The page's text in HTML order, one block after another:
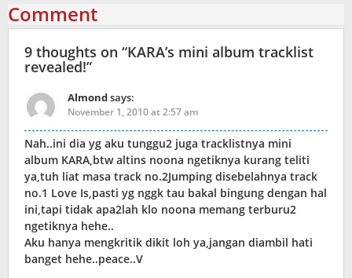
Comment
9 thoughts on “KARA’s mini album tracklist
revealed!”
Almondsays:
November 1, 2010 at 2:57 am
Nah..ini dia yg aku tunggu2 juga tracklistnya mini
album KARA,btw altins noona ngetiknya kurang teliti
ya,tuh liat masa track no.2Jumping disebelahnya track
no.1 Love Is,pasti yg nggk tau bakal bingung dengan hal
ini,tapi tidak apa2lah klo noona memang terburu2
ngetiknya hehe..
Aku hanya mengkritik dikit loh ya,jangan diambil hati
banget hehe..peace..V